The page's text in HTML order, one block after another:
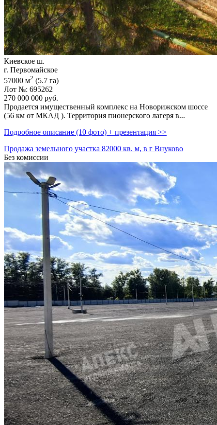
Киевское ш.
г. Первомайское
57000 м2 (5.7 га)
Лот №: 695262
270 000 000 руб.
Продается имущественный комплекс на Новорижском шоссе
(56 км от МКАД ). Территория пионерского лагеря в...
Подробное описание (10 фото) + презентация >>
Продажа земельного участка 82000 кв. м, в г Внуково
Без комиссии